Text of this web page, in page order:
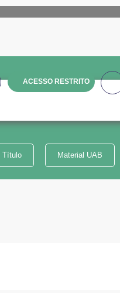
ACESSO RESTRITO
Título Material UAB